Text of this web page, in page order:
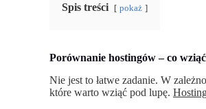
Spis treści pokaż
Porównanie hostingów – co
Nie jest to łatwe zadanie. W
które warto wziąć pod lupę.